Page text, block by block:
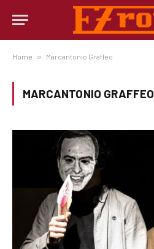
Home » Marcantonio Graffeo
MARCANTONIO GRAFFEO